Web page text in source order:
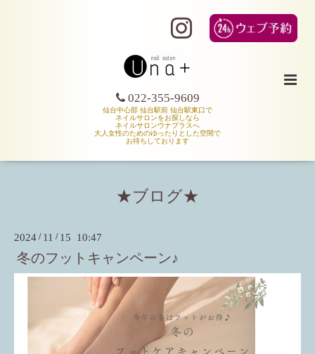
022-355-9609
仙台中心部 仙台駅前 仙台駅東口で
ネイルサロンをお探しなら
ネイルサロンウナプラスへ
大人女性のためのゆったりとした空間で
お待ちしております
★ブログ★
2024 / 11 / 15 10:47
冬のフットキャンペーン♪